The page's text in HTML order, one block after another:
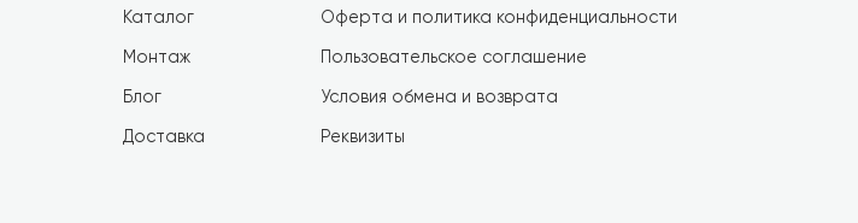
Каталог
Монтаж
Блог
Доставка
Оферта и политика конфиденциальности
Пользовательское соглашение
Условия обмена и возврата
Реквизиты